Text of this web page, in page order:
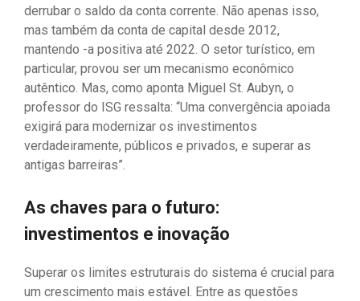
derrubar o saldo da conta corrente. Não apenas isso,
mas também da conta de capital desde 2012,
mantendo -a positiva até 2022. O setor turístico, em
particular, provou ser um mecanismo econômico
autêntico. Mas, como aponta Miguel St. Aubyn, o
professor do ISG ressalta: “Uma convergência apoiada
exigirá para modernizar os investimentos
verdadeiramente, públicos e privados, e superar as
antigas barreiras”.
As chaves para o futuro:
investimentos e inovação
Superar os limites estruturais do sistema é crucial para
um crescimento mais estável. Entre as questões